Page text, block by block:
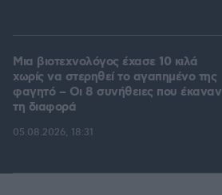
Μια βιοτεχνολόγος έχασε 10 κιλά
χωρίς να στερηθεί το αγαπημένο της
φαγητό – Οι 8 συνήθειες που έκαναν
τη διαφορά
05.08.2026, 18:31